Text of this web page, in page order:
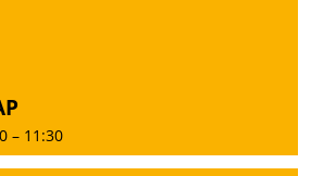
– 11:30